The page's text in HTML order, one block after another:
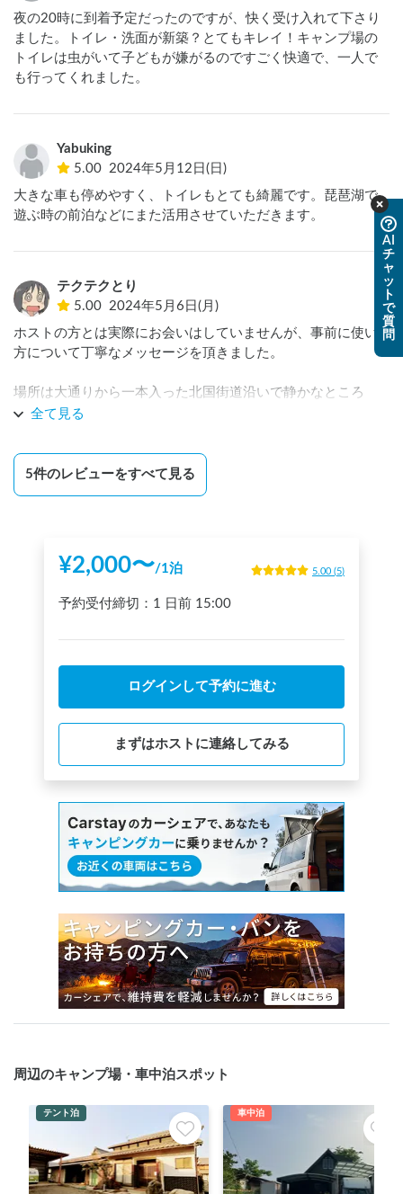
夜の20時に到着予定だったのですが、快く受け入れて下さり
ました。トイレ・洗面が新築？とてもキレイ！キャンプ場の
トイレは虫がいて子どもが嫌がるのですごく快適で、一人で
も行ってくれました。
Yabuking
5.00 2024年5月12日(日)
大きな車も停めやすく、トイレもとても綺麗です。琵琶湖で
遊ぶ時の前泊などにまた活用させていただきます。
テクテクとり
5.00 2024年5月6日(月)
ホストの方とは実際にお会いはしていませんが、事前に使い
方について丁寧なメッセージを頂きました。
場所は大通りから一本入った北国街道沿いで静かなところ
で、時々湖西線の電車の音が聞こえます。
24時間利用可能な洗面台付きのお手洗いがとても綺麗で使い
やすく、大変快適でした。
全て見る
5件のレビューをすべて見る
¥2,000〜/1泊 5.00 (5)
予約受付締切： 1 日前 15:00
ログインして予約に進む
まずはホストに連絡してみる
周辺のキャンプ場・車中泊スポット
テント泊 車中泊
AI
チ
ャ
ッ
ト
で
質
問